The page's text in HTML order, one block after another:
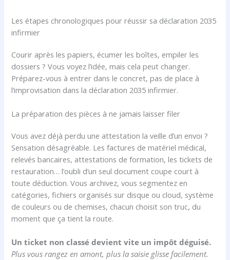
Les étapes chronologiques pour réussir sa déclaration 2035
infirmier
Courir après les papiers, écumer les boîtes, empiler les
dossiers ? Vous voyez l’idée, mais cela peut changer.
Préparez-vous à entrer dans le concret, pas de place à
l’improvisation dans la déclaration 2035 infirmier.
La préparation des pièces à ne jamais laisser filer
Vous avez déjà perdu une attestation la veille d’un envoi ?
Sensation désagréable. Les factures de matériel médical,
relevés bancaires, attestations de formation, les tickets de
restauration… l’oubli d’un seul document coupe court à
toute déduction. Vous archivez, vous segmentez en
catégories, fichiers organisés sur disque ou cloud, système
de couleurs ou de chemises, chacun choisit son truc, du
moment que ça tient la route.
Un ticket non classé devient vite un impôt déguisé.
Plus vous rangez en amont, plus la saisie glisse facilement.